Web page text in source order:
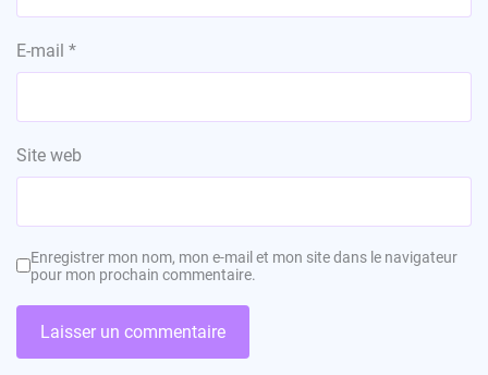
E-mail *
Site web
Enregistrer mon nom, mon e-mail et mon site dans le navigateur
pour mon prochain commentaire.